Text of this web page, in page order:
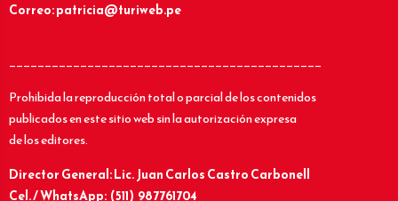
Correo: patricia@turiweb.pe
____________________________________________
Prohibida la reproducción total o parcial de los contenidos
publicados en este sitio web sin la autorización expresa
de los editores.
Director General: Lic.Juan Carlos Castro Carbonell
Cel. / WhatsApp: (511) 987761704